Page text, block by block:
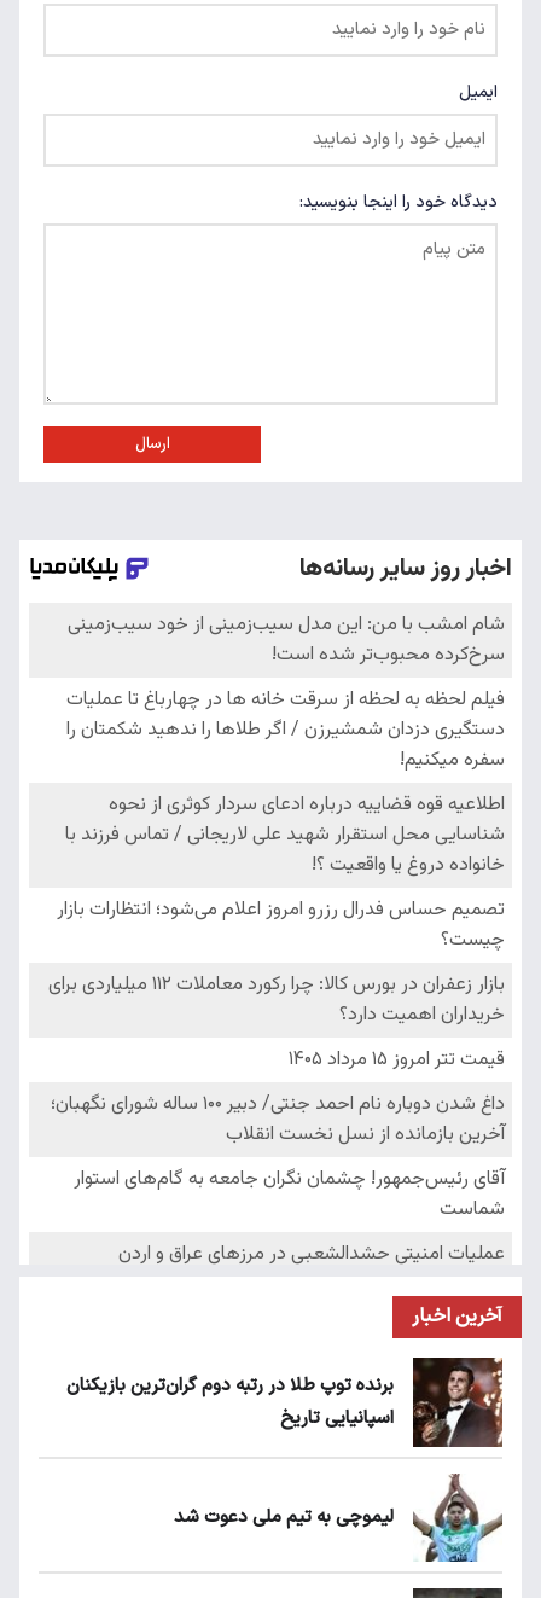
ایمیل
دیدگاه خود را اینجا بنویسید:
ارسال
آخرین اخبار
برنده توپ طلا در رتبه دوم گران‌ترین بازیکنان
اسپانیایی تاریخ
لیموچی به تیم ملی دعوت شد